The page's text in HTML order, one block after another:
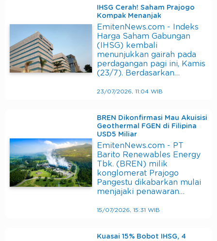
IHSG Cerah! Saham Prajogo
Kompak Menanjak
EmitenNews.com - Indeks
Harga Saham Gabungan
(IHSG) kembali
menunjukkan gairah pada
perdagangan pagi ini, Kamis
(23/7). Berdasarkan…
23/07/2026, 11:04 WIB
BREN Dikonfirmasi Mau Akuisisi
Geothermal FGEN di Filipina
USD5 Miliar
EmitenNews.com - PT
Barito Renewables Energy
Tbk. (BREN) milik
konglomerat Prajogo
Pangestu dikabarkan mulai
menjajaki penawaran…
15/07/2026, 15:31 WIB
Kuasai 15% Bobot IHSG, 4